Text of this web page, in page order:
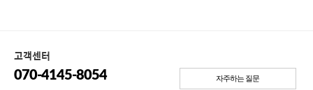
고객센터
070-4145-8054 자주하는 질문